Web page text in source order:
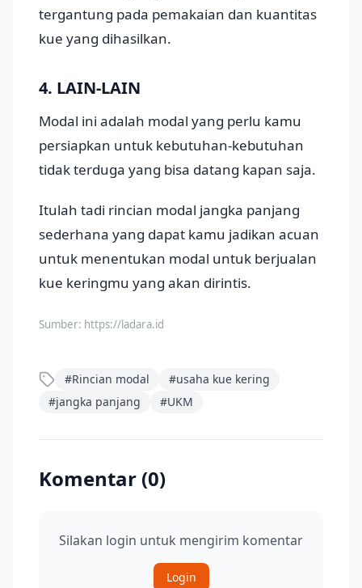
tergantung pada pemakaian dan kuantitas
kue yang dihasilkan.
4. LAIN-LAIN
Modal ini adalah modal yang perlu kamu
persiapkan untuk kebutuhan-kebutuhan
tidak terduga yang bisa datang kapan saja.
Itulah tadi rincian modal jangka panjang
sederhana yang dapat kamu jadikan acuan
untuk menentukan modal untuk berjualan
kue keringmu yang akan dirintis.
Sumber: https://ladara.id
#Rincian modal #usaha kue kering
#jangka panjang #UKM
Komentar (0)
Silakan login untuk mengirim komentar
Login